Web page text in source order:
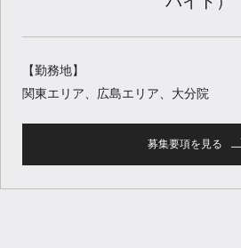
【勤務地】
関東エリア、広島エリア、大分院
募集要項を見る